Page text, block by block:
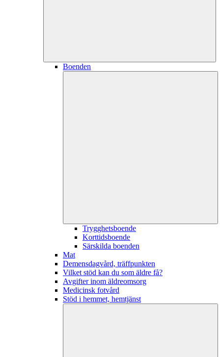
Boenden
Trygghetsboende
Korttidsboende
Särskilda boenden
Mat
Demensdagvård, träffpunkten
Vilket stöd kan du som äldre få?
Avgifter inom äldreomsorg
Medicinsk fotvård
Stöd i hemmet, hemtjänst